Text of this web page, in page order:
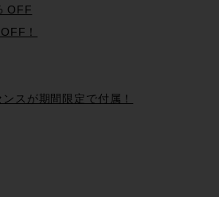
OFF
！
スが期間限定で付属！